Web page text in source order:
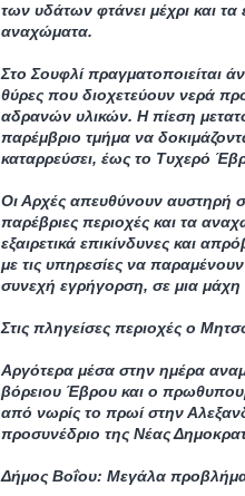
των υδάτων φτάνει μέχρι και
αναχώματα.
Στο Σουφλί πραγματοποιείται
θύρες που διοχετεύουν νερά
αδρανών υλικών. Η πίεση
παρέμβριο τμήμα να
καταρρεύσει, έως το Τυχερό
Οι Αρχές απευθύνουν αυστηρή
παρέβριες περιοχές και τα
εξαιρετικά επικίνδυνες και
με τις υπηρεσίες να
συνεχή εγρήγορση, σε μια μάχη
Στις πληγείσες περιοχές ο
Αργότερα μέσα στην ημέρα
βόρειου Έβρου και ο
από νωρίς το πρωί στην
προσυνέδριο της Νέας
Δήμος Βοΐου: Μεγάλα